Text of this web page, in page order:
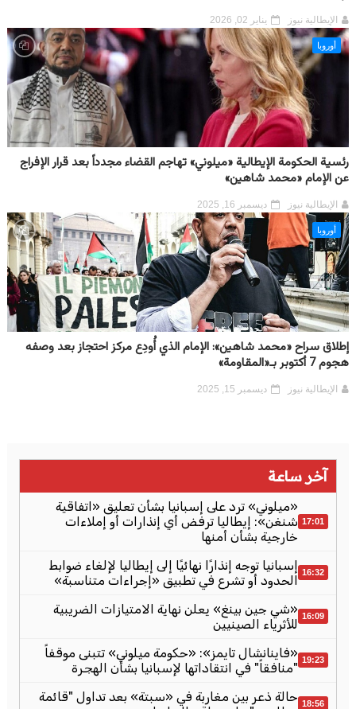
الإيطالية نيوز يناير 02, 2026
أوروبا
رئسية الحكومة الإيطالية «ميلوني» تهاجم القضاء مجدداً بعد قرار الإفراج
عن الإمام «محمد شاهين»
الإيطالية نيوز ديسمبر 16, 2025
أوروبا
إطلاق سراح «محمد شاهين»: الإمام الذي أُودِع مركز احتجاز بعد وصفه
هجوم 7 أكتوبر بـ«المقاومة»
الإيطالية نيوز ديسمبر 15, 2025
آخر ساعة
17:01
«ميلوني» ترد على إسبانيا بشأن تعليق «اتفاقية
شنغن»: إيطاليا ترفض أي إنذارات أو إملاءات
خارجية بشأن أمنها
16:32 إسبانيا توجه إنذارًا نهائيًا إلى إيطاليا لإلغاء ضوابط
الحدود أو تشرع في تطبيق «إجراءات متناسبة»
16:09 «شي جين بينغ» يعلن نهاية الامتيازات الضريبية
للأثرياء الصينيين
19:23 «فاينانشال تايمز»: «حكومة ميلوني» تتبنى موقفاً
"منافقاً" في انتقاداتها لإسبانيا بشأن الهجرة
18:56 حالة ذعر بين مغاربة في «سبتة» بعد تداول "قائمة